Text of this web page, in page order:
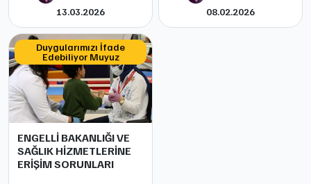
13.03.2026
08.02.2026
Duygularımızı İfade
Edebiliyor Muyuz
ENGELLİ BAKANLIĞI VE
SAĞLIK HİZMETLERİNE
ERİŞİM SORUNLARI